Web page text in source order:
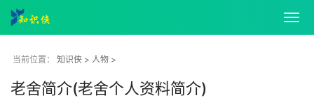
当前位置： 知识侠 > 人物 >
老舍简介(老舍个人资料简介)